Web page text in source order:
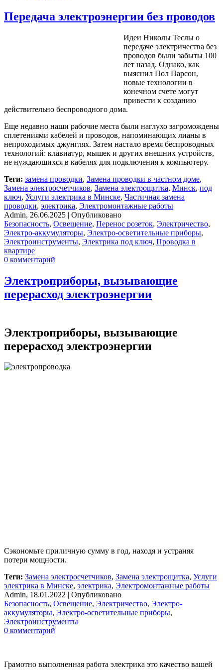
Передача электроэнергии без проводов
Идеи Николы Теслы о
передаче электричества без
проводов были забыты 100
лет назад. Однако, как
выяснил Пол Парсон,
новые технологии в
конечном счете могут
привести к созданию
действительно беспроводного дома.
Еще недавно наши рабочие места были наглухо загромождены
сплетениями кабелей и проводов, напоминающих лианы в
непроходимых джунглях. Затем настало время беспроводных
технологий: клавиатур, мышек и других внешних устройств,
не нуждающихся в кабелях для подключения к компьютеру.
Теги: замена проводки, Замена проводки в частном доме,
Замена электросчетчиков, Замена электрощитка, Минск, под
ключ, Услуги электрика в Минске, Частичная замена
проводки, электрика, Электромонтажные работы
Admin, 26.06.2025 | Опубликовано
Безопасность, Освещение, Перенос розеток, Электричество,
Электро-аккумуляторы, Электро-осветительные приборы,
Электроинструменты, Электрика под ключ, Проводка в
квартире
0 комментарий
Электроприборы, вызывающие
перерасход электроэнергии
Электроприборы, вызывающие
перерасход электроэнергии
Сэкономьте приличную сумму в год, находя и устраняя
потери мощности.
Теги: Замена электросчетчиков, Замена электрощитка, Услуги
электрика в Минске, электрика, Электромонтажные работы
Admin, 18.01.2022 | Опубликовано
Безопасность, Освещение, Электричество, Электро-
аккумуляторы, Электро-осветительные приборы,
Электроинструменты
0 комментарий
Грамотно выполненная работа электрика это качество вашей